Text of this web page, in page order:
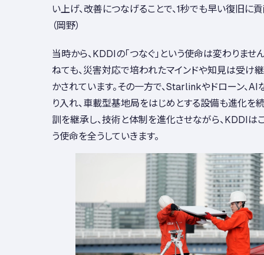
い上げ、改善につなげることで、1秒でも早い復旧に
（岡野）
当時から、KDDIの「つなぐ」という使命は変わりま
ねても、災害対応で培われたマインドや知見は受け
かされています。その一方で、Starlinkやドローン、
り入れ、車載型基地局をはじめとする設備も進化を
訓を継承し、技術と体制を進化させながら、KDDIは
う使命を全うしていきます。